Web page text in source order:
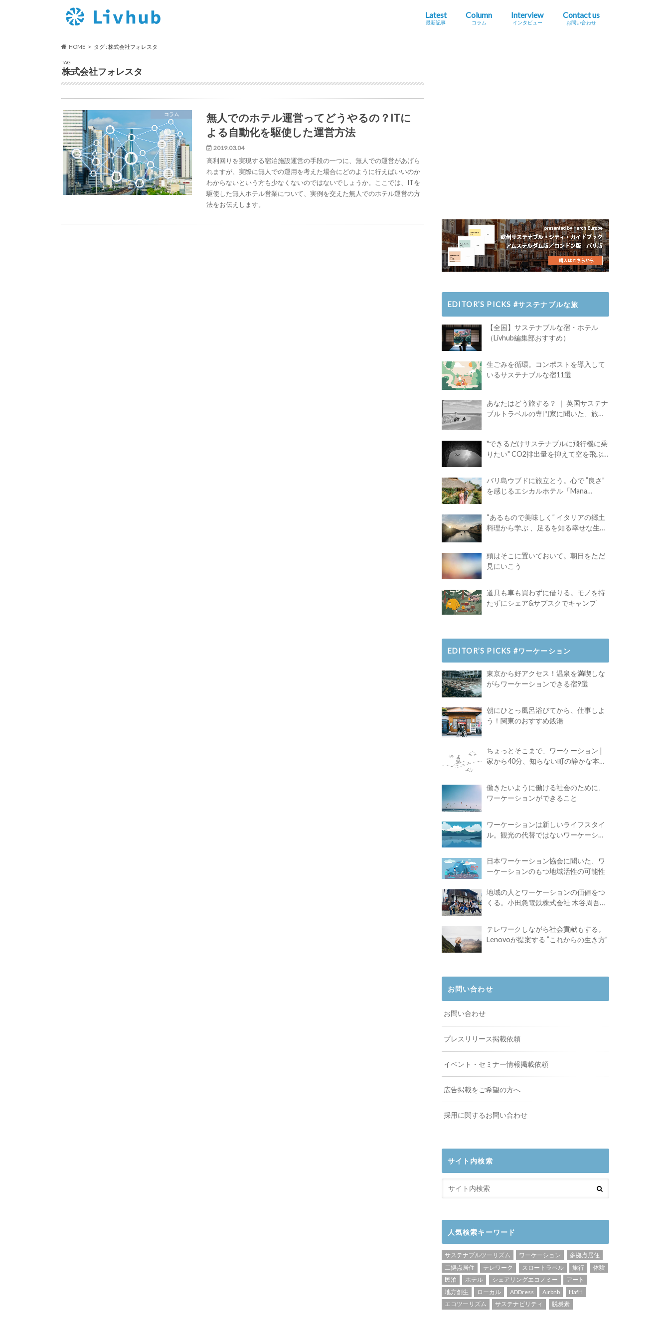
Latest
最新記事
Column
コラム
Interview
インタビュー
Contact us
お問い合わせ
HOME タグ : 株式会社フォレスタ
TAG
株式会社フォレスタ
コラム
無人でのホテル運営ってどうやるの？ITに
よる自動化を駆使した運営方法
2019.03.04
高利回りを実現する宿泊施設運営の手段の一つに、無人での運営があげら
れますが、実際に無人での運用を考えた場合にどのように行えばいいのか
わからないという方も少なくないのではないでしょうか。ここでは、ITを
駆使した無人ホテル営業について、実例を交えた無人でのホテル運営の方
法をお伝えします。
EDITOR’S PICKS #サステナブルな旅
【全国】サステナブルな宿・ホテル
（Livhub編集部おすすめ）
生ごみを循環。コンポストを導入して
いるサステナブルな宿11選
あなたはどう旅する？ ｜ 英国サステナ
ブルトラベルの専門家に聞いた、旅の
"できるだけサステナブルに飛行機に乗
りたい" CO2排出量を抑えて空を飛ぶ
バリ島ウブドに旅立とう。心で ”良さ"
を感じるエシカルホテル「Mana
“あるもので美味しく” イタリアの郷土
料理から学ぶ 、足るを知る幸せな生き
頭はそこに置いておいて。朝日をただ
見にいこう
道具も車も買わずに借りる。モノを持
たずにシェア&サブスクでキャンプ
EDITOR’S PICKS #ワーケーション
東京から好アクセス！温泉を満喫しな
がらワーケーションできる宿9選
朝にひとっ風呂浴びてから、仕事しよ
う！関東のおすすめ銭湯
ちょっとそこまで、ワーケーション |
家から40分、知らない町の静かな本屋
働きたいように働ける社会のために、
ワーケーションができること
ワーケーションは新しいライフスタイ
ル。観光の代替ではないワーケーショ
日本ワーケーション協会に聞いた、ワ
ーケーションのもつ地域活性の可能性
地域の人とワーケーションの価値をつ
くる。小田急電鉄株式会社 木谷周吾さ
テレワークしながら社会貢献もする。
Lenovoが提案する ”これからの生き方"
お問い合わせ
お問い合わせ
プレスリリース掲載依頼
イベント・セミナー情報掲載依頼
広告掲載をご希望の方へ
採用に関するお問い合わせ
サイト内検索
人気検索キーワード
サステナブルツーリズム ワーケーション
多拠点居住
二拠点居住
テレワーク スロートラベル 旅行
体験
民泊
ホテル シェアリングエコノミー
アート
地方創生
ローカル ADDress Airbnb
HafH
エコツーリズム
サステナビリティ 脱炭素